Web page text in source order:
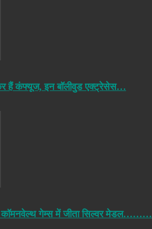
हैं कंफ्यूज, इन बॉलीवुड एक्ट्रेसेस…
ने कॉमनवेल्थ गेम्स में जीता सिल्वर मेडल………